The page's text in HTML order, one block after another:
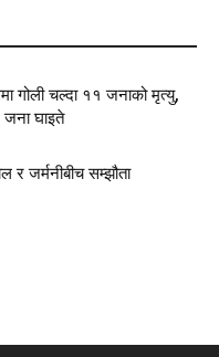
गोली चल्दा ११ जनाको मृत्यु,
घाइते
र जर्मनीबीच सम्झौता